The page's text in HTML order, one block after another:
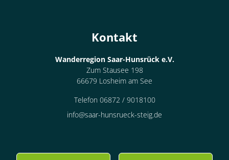
Kontakt
Wanderregion Saar-Hunsrück e.V.
Zum Stausee 198
66679 Losheim am See
Telefon 06872 / 9018100
info@saar-hunsrueck-steig.de